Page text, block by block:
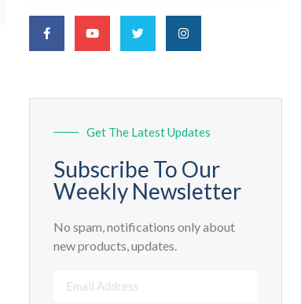
Get The Latest Updates
Subscribe To Our
Weekly Newsletter
No spam, notifications only about
new products, updates.